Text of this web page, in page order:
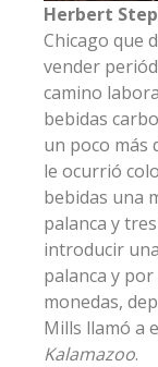
Herbert
Chicago que
vender
camino
bebidas
un poco más
le ocurrió
bebidas una
palanca y
introducir
palanca y
monedas,
Mills llamó a
Kalamazoo.